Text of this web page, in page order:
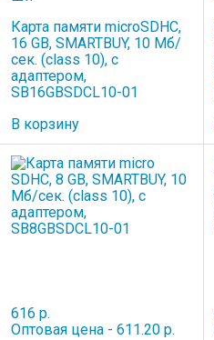
Карта памяти microSDHC,
16 GB, SMARTBUY, 10 Мб/
сек. (class 10), с
адаптером,
SB16GBSDCL10-01
В корзину
616 р.
Оптовая цена - 611.20 р.